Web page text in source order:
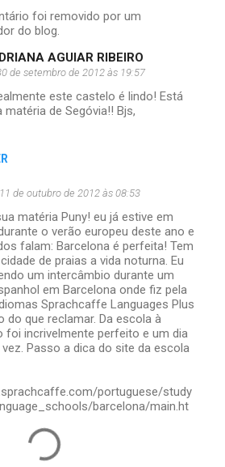
foi removido por um
do blog.
AGUIAR RIBEIRO
de setembro de 2012 às 19:57
este castelo é lindo! Está
matéria de Segóvia!! Bjs,
11 de outubro de 2012 às 08:53
matéria Puny! eu já estive em
o verão europeu deste ano e
falam: Barcelona é perfeita! Tem
de praias a vida noturna. Eu
um intercâmbio durante um
em Barcelona onde fiz pela
Sprachcaffe Languages Plus
do que reclamar. Da escola à
foi incrivelmente perfeito e um dia
Passo a dica do site da escola
portuguese/study
barcelona/main.ht